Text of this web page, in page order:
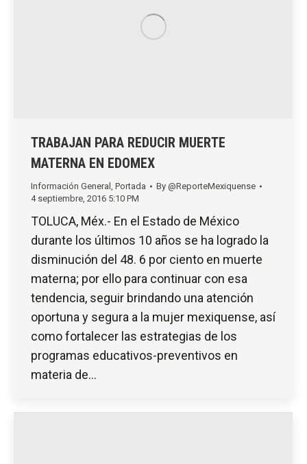
TRABAJAN PARA REDUCIR MUERTE
MATERNA EN EDOMEX
Información General Portada By @ReporteMexiquense
4 septiembre, 2016 5:10 PM
TOLUCA, Méx.- En el Estado de México
durante los últimos 10 años se ha logrado la
disminución del 48. 6 por ciento en muerte
materna; por ello para continuar con esa
tendencia, seguir brindando una atención
oportuna y segura a la mujer mexiquense, así
como fortalecer las estrategias de los
programas educativos-preventivos en
materia de…